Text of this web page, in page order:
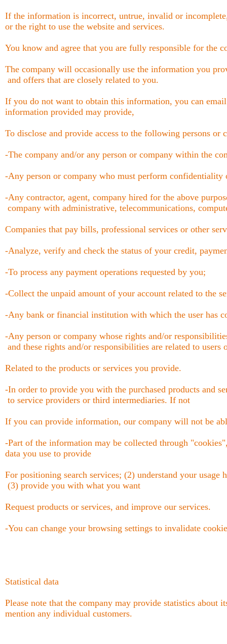
If the information is incorrect, untrue, invalid or
or the right to use the website and services.
You know and agree that you are fully responsible for the
The company will occasionally use the information you
and offers that are closely related to you.
If you do not want to obtain this information, you can
information provided may provide,
To disclose and provide access to the following persons or
-The company and/or any person or company within the
-Any person or company who must perform confidentiality
-Any contractor, agent, company hired for the above
company with administrative, telecommunications,
Companies that pay bills, professional services or other
-Analyze, verify and check the status of your credit,
-To process any payment operations requested by you;
-Collect the unpaid amount of your account related to the
-Any bank or financial institution with which the user has
-Any person or company whose rights and/or
and these rights and/or responsibilities are related to users
Related to the products or services you provide.
-In order to provide you with the purchased products and
to service providers or third intermediaries. If not
If you can provide information, our company will not be
-Part of the information may be collected through
data you use to provide
For positioning search services; (2) understand your
(3) provide you with what you want
Request products or services, and improve our services.
-You can change your browsing settings to invalidate
Statistical data
Please note that the company may provide statistics
mention any individual customers.